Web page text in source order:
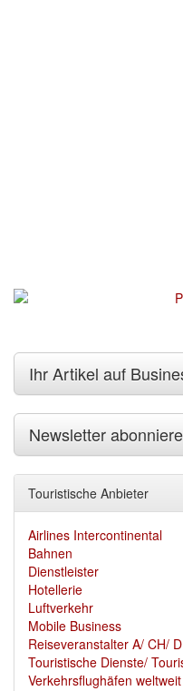
Ihr Artikel auf
Newsletter
Touristische Anbieter
Airlines Intercontinental
Bahnen
Dienstleister
Hotellerie
Luftverkehr
Mobile Business
Reiseveranstalter A/ CH/ D
Touristische Dienste/
Verkehrsflughäfen weltweit